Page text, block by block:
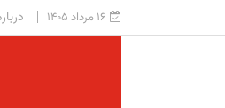
۱۶ مرداد ۱۴۰۵